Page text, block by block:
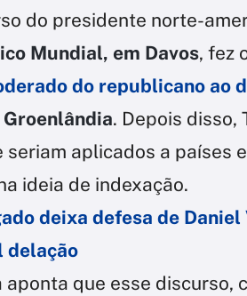
do presidente norte-
Mundial, em Davos, fez
do republicano ao
. Depois disso,
seriam aplicados a países
ideia de indexação.
deixa defesa de
delação
aponta que esse discurso,